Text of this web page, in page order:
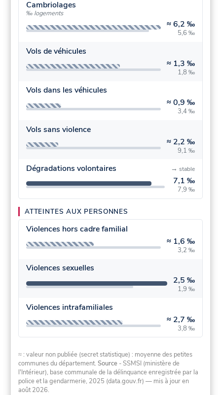
Cambriolages
‰ logements
≈6,2 ‰
5,6 ‰
Vols de véhicules
≈ 1,3 ‰
1,8 ‰
Vols dans les véhicules
≈0,9 ‰
3,4 ‰
Vols sans violence
≈ 2,2 ‰
9,1 ‰
Dégradations volontaires
7,1 ‰
7,9 ‰
→ stable
ATTEINTES AUX PERSONNES
Violences hors cadre familial
≈ 1,6 ‰
3,2 ‰
Violences sexuelles
2,5 ‰
1,9 ‰
Violences intrafamiliales
≈ 2,7 ‰
3,8 ‰
≈ : valeur non publiée (secret statistique) : moyenne des petites
communes du département.Source - SSMSI (ministère de
l'Intérieur), base communale de la délinquance enregistrée par la
police et la gendarmerie, 2025 (data.gouv.fr) — mis à jour en
août 2026.